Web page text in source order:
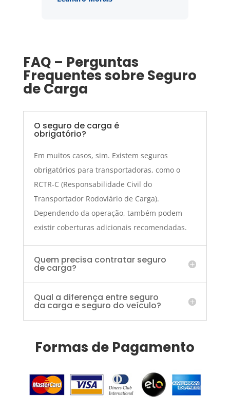
FAQ – Perguntas
Frequentes sobre Seguro
de Carga
O seguro de carga é
obrigatório?
Em muitos casos, sim. Existem seguros
obrigatórios para transportadoras, como o
RCTR-C (Responsabilidade Civil do
Transportador Rodoviário de Carga).
Dependendo da operação, também podem
existir coberturas adicionais recomendadas.
Quem precisa contratar seguro
de carga?
Qual a diferença entre seguro
da carga e seguro do veículo?
Formas de Pagamento